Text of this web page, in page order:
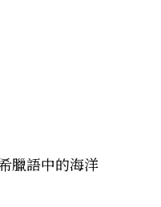
臘語中的海洋